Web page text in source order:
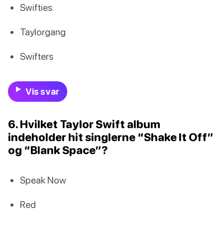
Swifties
Taylorgang
Swifters
Vis svar
6. Hvilket Taylor Swift album
indeholder hit singlerne “Shake It Off”
og “Blank Space”?
Speak Now
Red